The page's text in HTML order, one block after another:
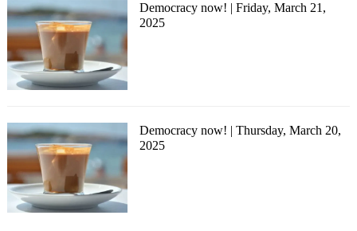
Democracy now! | Friday, March 21,
2025
Democracy now! | Thursday, March 20,
2025